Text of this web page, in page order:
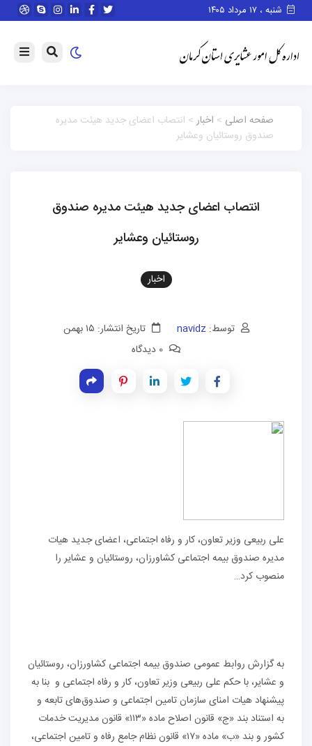
شنبه ، ۱۷ مرداد ۱۴۰۵
صفحه اصلی > اخبار> انتصاب اعضای جدید هیئت مدیره
صندوق روستائیان وعشایر
انتصاب اعضای جدید هیئت مدیره صندوق
روستائیان وعشایر
اخبار
توسط:navidz
تاریخ انتشار: ۱۵ بهمن
علی ربیعی وزیر تعاون، کار و رفاه اجتماعی، اعضای جدید هیات
مدیره صندوق بیمه اجتماعی کشاورزان، روستائیان و عشایر را
منصوب کرد…
به گزارش روابط عمومی صندوق بیمه اجتماعی کشاورزان، روستائیان
و عشایر، با حکم علی ربیعی وزیر تعاون، کار و رفاه اجتماعی و بنا به
پیشنهاد هیات امنای سازمان تامین اجتماعی و صندوق‌های تابعه و
به استناد بند «ج» قانون اصلاح ماده «۱۱۳» قانون مدیریت خدمات
کشور و بند «ب» ماده «۱۷» قانون نظام جامع رفاه و تامین اجتماعی،